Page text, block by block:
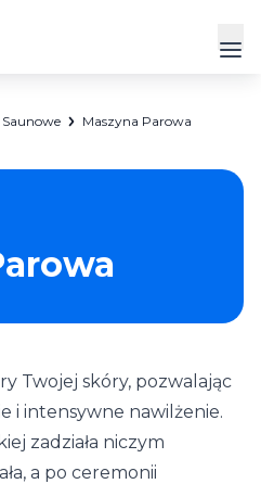
Maszyna Parowa
Twojej skóry, pozwalając
i intensywne nawilżenie.
zadziała niczym
a po ceremonii